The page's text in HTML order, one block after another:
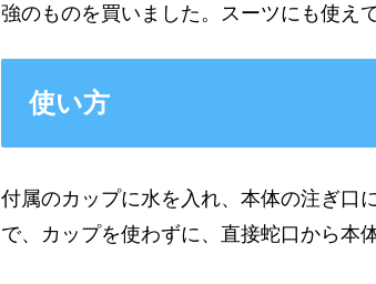
強のものを買いました。スーツにも使え
使い方
付属のカップに水を入れ、本体の注ぎ口
で、カップを使わずに、直接蛇口から本